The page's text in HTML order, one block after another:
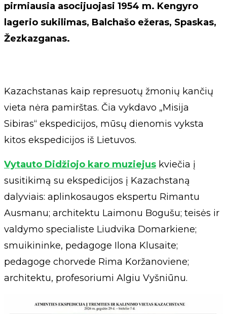
pirmiausia asocijuojasi 1954 m. Kengyro
lagerio sukilimas, Balchašo ežeras, Spaskas,
Žezkazganas.
Kazachstanas kaip represuotų žmonių kančių
vieta nėra pamirštas. Čia vykdavo „Misija
Sibiras“ ekspedicijos, mūsų dienomis vyksta
kitos ekspedicijos iš Lietuvos.
Vytauto Didžiojo karo muziejus kviečia į
susitikimą su ekspedicijos į Kazachstaną
dalyviais: aplinkosaugos ekspertu Rimantu
Ausmanu; architektu Laimonu Bogušu; teisės ir
valdymo specialiste Liudvika Domarkiene;
smuikininke, pedagoge Ilona Klusaite;
pedagoge chorvede Rima Koržanoviene;
architektu, profesoriumi Algiu Vyšniūnu.